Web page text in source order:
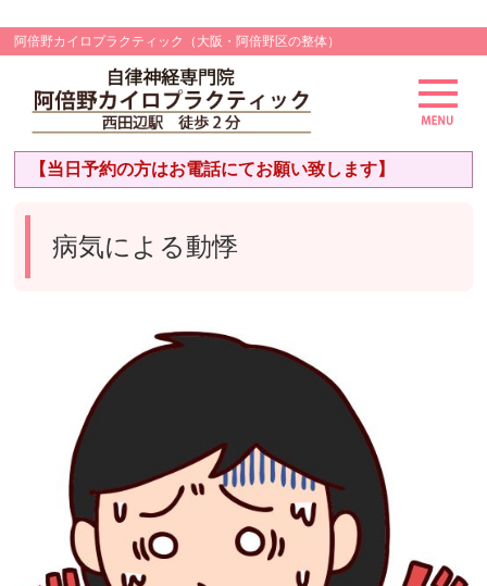
阿倍野カイロプラクティック（大阪・阿倍野区の整体）
【当日予約の方はお電話にてお願い致します】
病気による動悸